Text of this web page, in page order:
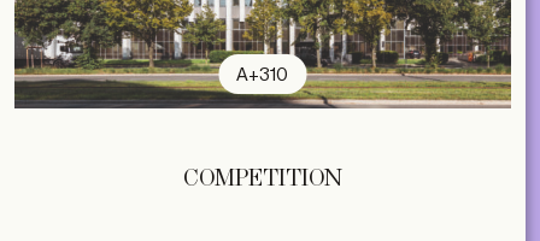
A+310
COMPETITION